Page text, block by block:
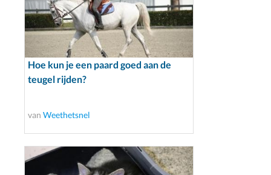
Hoe kun je een paard goed aan de
teugel rijden?
van Weethetsnel